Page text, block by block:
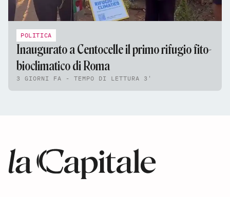
POLITICA
Inaugurato a Centocelle il primo rifugio fito-
bioclimatico di Roma
3 GIORNI FA - TEMPO DI LETTURA 3'